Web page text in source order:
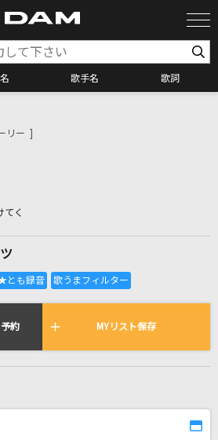
歌手名 歌詞
全国りれき
ムで歌われている曲の一覧
ましょう
リー ]
てく
約 MYリスト保存